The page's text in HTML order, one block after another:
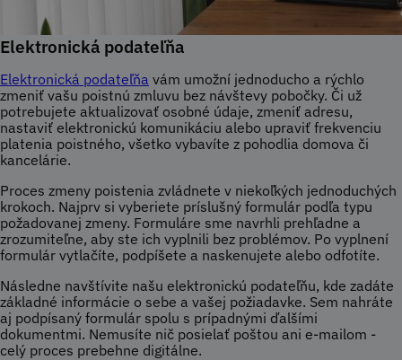
Elektronická podateľňa
Elektronická podateľňa vám umožní jednoducho a rýchlo
zmeniť vašu poistnú zmluvu bez návštevy pobočky. Či už
potrebujete aktualizovať osobné údaje, zmeniť adresu,
nastaviť elektronickú komunikáciu alebo upraviť frekvenciu
platenia poistného, všetko vybavíte z pohodlia domova či
kancelárie.
Proces zmeny poistenia zvládnete v niekoľkých jednoduchých
krokoch. Najprv si vyberiete príslušný formulár podľa typu
požadovanej zmeny. Formuláre sme navrhli prehľadne a
zrozumiteľne, aby ste ich vyplnili bez problémov. Po vyplnení
formulár vytlačíte, podpíšete a naskenujete alebo odfotíte.
Následne navštívite našu elektronickú podateľňu, kde zadáte
základné informácie o sebe a vašej požiadavke. Sem nahráte
aj podpísaný formulár spolu s prípadnými ďalšími
dokumentmi. Nemusíte nič posielať poštou ani e-mailom -
celý proces prebehne digitálne.